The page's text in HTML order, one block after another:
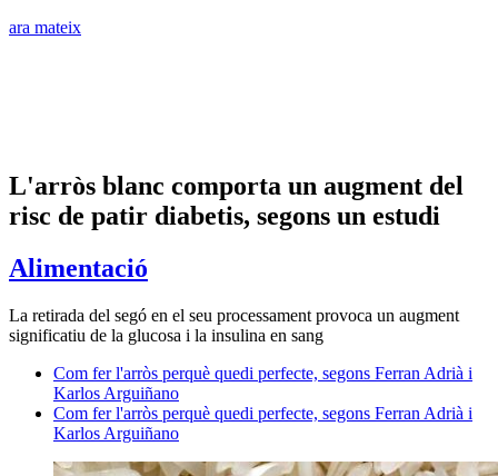
ara mateix
L'arròs blanc comporta un augment del
risc de patir diabetis, segons un estudi
Alimentació
La retirada del segó en el seu processament provoca un augment
significatiu de la glucosa i la insulina en sang
Com fer l'arròs perquè quedi perfecte, segons Ferran Adrià i
Karlos Arguiñano
Com fer l'arròs perquè quedi perfecte, segons Ferran Adrià i
Karlos Arguiñano